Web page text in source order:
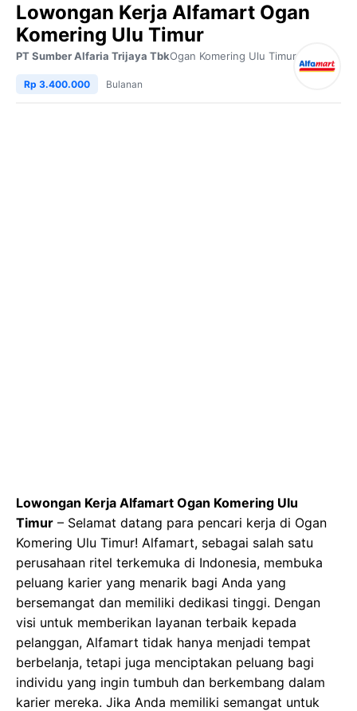
Lowongan Kerja Alfamart Ogan
Komering Ulu Timur
PT Sumber Alfaria Trijaya TbkOgan Komering Ulu Timur
Rp 3.400.000 Bulanan
Lowongan Kerja Alfamart Ogan Komering Ulu
Timur – Selamat datang para pencari kerja di Ogan
Komering Ulu Timur! Alfamart, sebagai salah satu
perusahaan ritel terkemuka di Indonesia, membuka
peluang karier yang menarik bagi Anda yang
bersemangat dan memiliki dedikasi tinggi. Dengan
visi untuk memberikan layanan terbaik kepada
pelanggan, Alfamart tidak hanya menjadi tempat
berbelanja, tetapi juga menciptakan peluang bagi
individu yang ingin tumbuh dan berkembang dalam
karier mereka. Jika Anda memiliki semangat untuk